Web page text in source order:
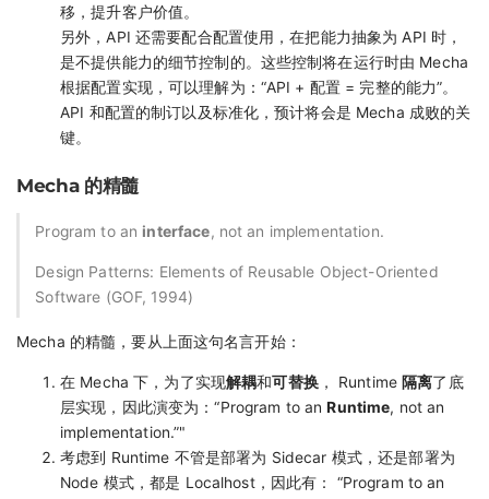
移，提升客户价值。
另外，API 还需要配合配置使用，在把能力抽象为 API 时，
是不提供能力的细节控制的。这些控制将在运行时由 Mecha
根据配置实现，可以理解为：“API + 配置 = 完整的能力”。
API 和配置的制订以及标准化，预计将会是 Mecha 成败的关
键。
Mecha 的精髓
Program to an interface, not an implementation.
Design Patterns: Elements of Reusable Object-Oriented
Software (GOF, 1994)
Mecha 的精髓，要从上面这句名言开始：
在 Mecha 下，为了实现解耦和可替换， Runtime 隔离了底
层实现，因此演变为：“Program to anRuntime, not an
implementation.”"
考虑到 Runtime 不管是部署为 Sidecar 模式，还是部署为
Node 模式，都是 Localhost，因此有： “Program to an